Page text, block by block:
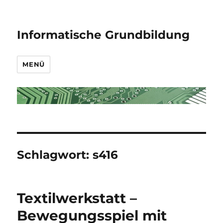
Informatische Grundbildung
MENÜ
Schlagwort:s416
Textilwerkstatt –
Bewegungsspiel mit